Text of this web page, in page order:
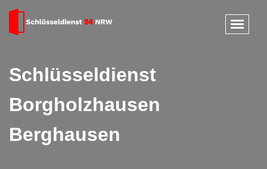
Schlüsseldienst
Borgholzhausen
Berghausen